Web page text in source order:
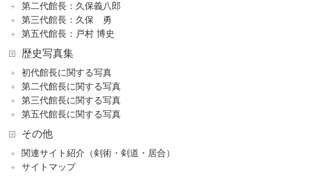
第二代館長：久保義八郎
第三代館長：久保 勇
第五代館長：戸村 博史
歴史写真集
初代館長に関する写真
第二代館長に関する写真
第三代館長に関する写真
第五代館長に関する写真
その他
関連サイト紹介（剣術・剣道・居合）
サイトマップ